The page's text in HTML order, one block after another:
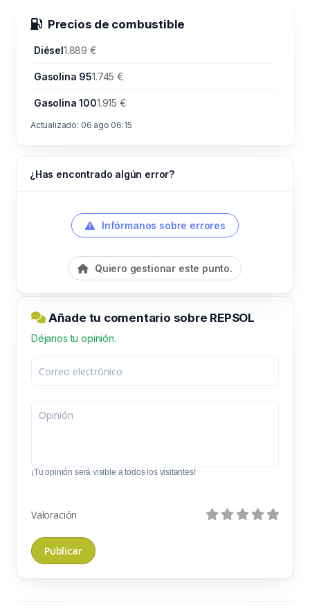
Precios de combustible
Diésel1.889 €
Gasolina 951.745 €
Gasolina 1001.915 €
Actualizado: 06 ago 06:15
¿Has encontrado algún error?
Infórmanos sobre errores
Quiero gestionar este punto.
Añade tu comentario sobre REPSOL
Déjanos tu opinión.
¡Tu opinión será visible a todos los visitantes!
Valoración